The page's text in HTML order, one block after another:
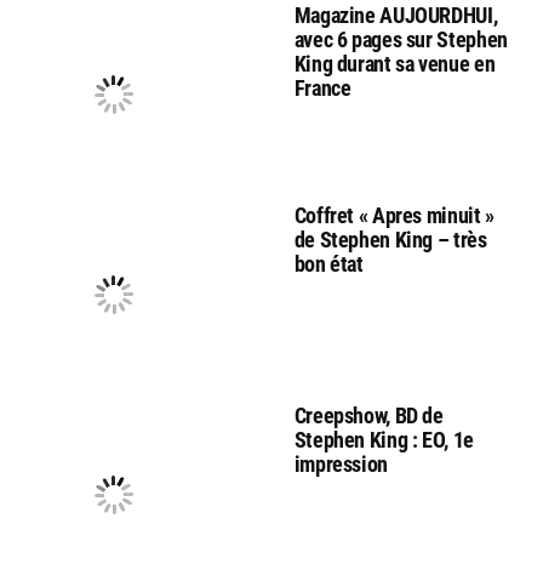
Magazine AUJOURDHUI,
avec 6 pages sur Stephen
King durant sa venue en
France
Coffret « Apres minuit »
de Stephen King – très
bon état
Creepshow, BD de
Stephen King : EO, 1e
impression